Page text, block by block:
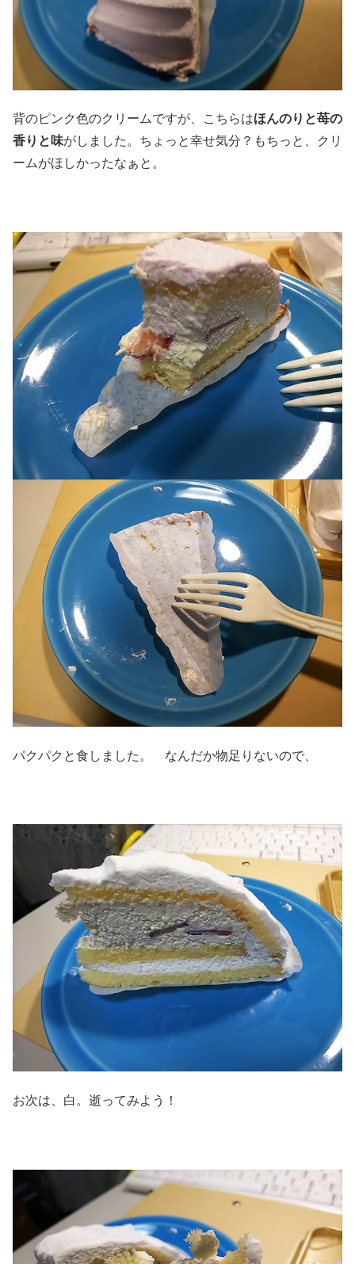
背のピンク色のクリームですが、こちらはほんのりと苺の
香りと味がしました。ちょっと幸せ気分？もちっと、クリ
ームがほしかったなぁと。
パクパクと食しました。 なんだか物足りないので、
お次は、白。逝ってみよう！